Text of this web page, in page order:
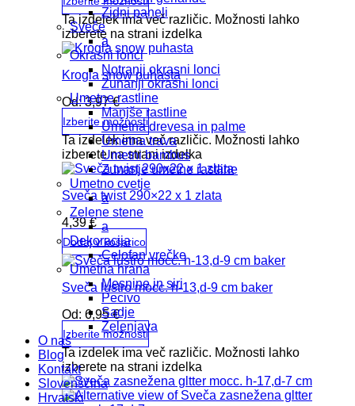
Ta izdelek ima več različic. Možnosti lahko
izberete na strani izdelka
Krogla snow puhasta
Od:3,97€
Izberite možnosti
Ta izdelek ima več različic. Možnosti lahko
izberete na strani izdelka
Sveča twist 290×22 x 1 zlata
4,39€
Dodaj v košarico
Sveča lustro mocc. h-13,d-9 cm baker
Od: 6,95€
Izberite možnosti
Ta izdelek ima več različic. Možnosti lahko
izberete na strani izdelka
Zidni paneli
Sveče
a
Okrasni lonci
Notranji okrasni lonci
Zunanji okrasni lonci
Umetne rastline
Manjše rastline
Umetna drevesa in palme
Umetna trava
Umetni bambus
Zunanje umetne rastline
Umetno cvetje
a
Zelene stene
a
Dekoracija
Celofan vrečke
Umetna hrana
Mesnine in siri
Pecivo
Sadje
Zelenjava
O nas
Blog
Kontakt
Slovenščina
Hrvatski